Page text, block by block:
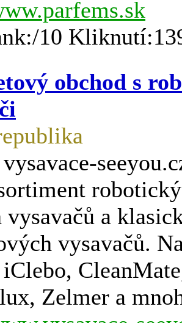
10
obchod s
vysavačů a
vysavačů.
Zelmer a